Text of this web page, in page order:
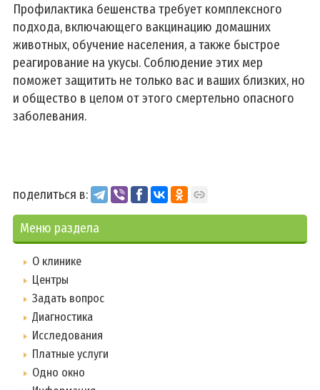
Профилактика бешенства требует комплексного
подхода, включающего вакцинацию домашних
животных, обучение населения, а также быстрое
реагирование на укусы. Соблюдение этих мер
поможет защитить не только вас и ваших близких, но
и общество в целом от этого смертельно опасного
заболевания.
поделиться в:
Меню раздела
О клинике
Центры
Задать вопрос
Диагностика
Исследования
Платные услуги
Одно окно